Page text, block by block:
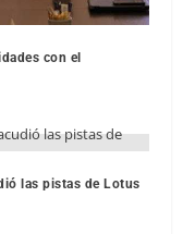
con el
las pistas de Lotus